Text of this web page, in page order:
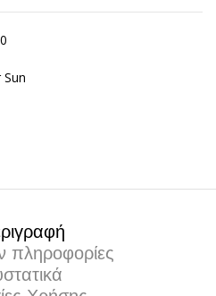
πληροφορίες